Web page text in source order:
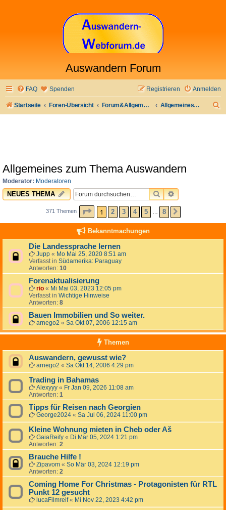
Auswandern Forum
FAQ Spenden Anmelden
Registrieren
Startseite Foren-Übersicht Forum&Allgemeines Allgemeines zum Thema Auswandern
Allgemeines zum Thema Auswandern
Moderator: Moderatoren
NEUES THEMA SUCHEERWEITERTE
371 Themen SEITE1 VON8
1 2 3 4 5 8
Bekanntmachungen
Die Landessprache lernen
Jupp « Mo Mai 25, 2020 8:51 am
Verfasst in Südamerika: Paraguay
Antworten: 10
Forenaktualisierung
rio « Mi Mai 03, 2023 12:05 pm
Verfasst in Wichtige Hinweise
Antworten: 8
Bauen Immobilien und So weiter.
arnego2 « Sa Okt 07, 2006 12:15 am
Themen
Auswandern, gewusst wie?
arnego2 « Sa Okt 14, 2006 4:29 pm
Trading in Bahamas
Alexyyy « Fr Jan 09, 2026 11:08 am
Antworten: 1
Tipps für Reisen nach Georgien
George2024 « Sa Jul 06, 2024 11:00 pm
Kleine Wohnung mieten in Cheb oder Aš
GaiaReify « Di Mär 05, 2024 1:21 pm
Antworten: 2
Brauche Hilfe !
Zipavom « So Mär 03, 2024 12:19 pm
Antworten: 2
Coming Home For Christmas - Protagonisten für RTL
Punkt 12 gesucht
lucaFilmreif« Mi Nov 22, 2023 4:42 pm